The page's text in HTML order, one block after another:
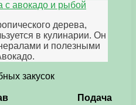
с авокадо и рыбой
дерева,
в кулинарии. Он
и полезными
закусок
Подача